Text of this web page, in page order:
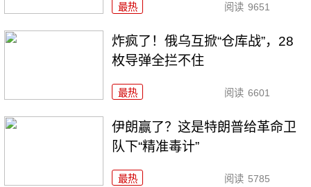
最热 阅读 9651
炸疯了！俄乌互掀“仓库战”，28
枚导弹全拦不住
最热 阅读 6601
伊朗赢了？这是特朗普给革命卫
队下“精准毒计”
最热 阅读 5785